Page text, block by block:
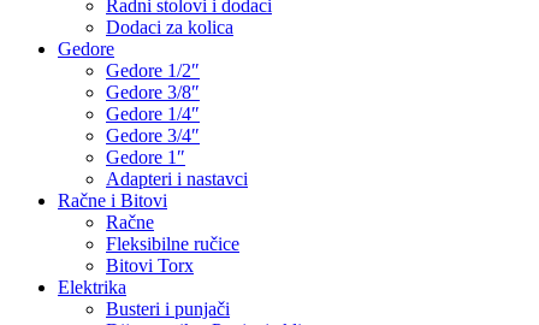
Radni stolovi i dodaci
Dodaci za kolica
Gedore
Gedore 1/2″
Gedore 3/8″
Gedore 1/4″
Gedore 3/4″
Gedore 1″
Adapteri i nastavci
Račne i Bitovi
Račne
Fleksibilne ručice
Bitovi Torx
Elektrika
Busteri i punjači